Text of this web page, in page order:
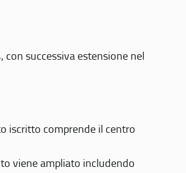
con successiva estensione nel
iscritto comprende il centro
viene ampliato includendo